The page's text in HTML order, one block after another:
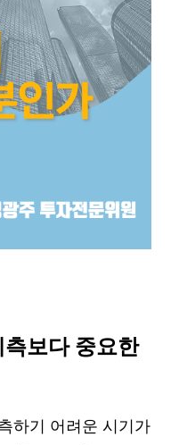
측보다 중요한
하기 어려운 시기가